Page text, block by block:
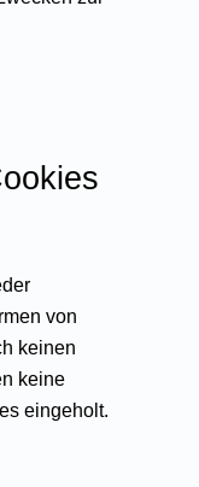
von
keinen
keine
eingeholt.